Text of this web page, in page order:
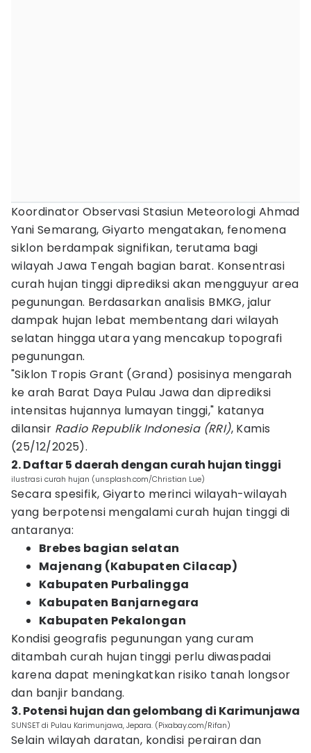
Koordinator Observasi Stasiun Meteorologi Ahmad
Yani Semarang, Giyarto mengatakan, fenomena
siklon berdampak signifikan, terutama bagi
wilayah Jawa Tengah bagian barat. Konsentrasi
curah hujan tinggi diprediksi akan mengguyur area
pegunungan. Berdasarkan analisis BMKG, jalur
dampak hujan lebat membentang dari wilayah
selatan hingga utara yang mencakup topografi
pegunungan.
"Siklon Tropis Grant (Grand) posisinya mengarah
ke arah Barat Daya Pulau Jawa dan diprediksi
intensitas hujannya lumayan tinggi," katanya
dilansir Radio Republik Indonesia (RRI), Kamis
(25/12/2025).
2. Daftar 5 daerah dengan curah hujan tinggi
ilustrasi curah hujan (unsplash.com/Christian Lue)
Secara spesifik, Giyarto merinci wilayah-wilayah
yang berpotensi mengalami curah hujan tinggi di
antaranya:
Brebes bagian selatan
Majenang (Kabupaten Cilacap)
Kabupaten Purbalingga
Kabupaten Banjarnegara
Kabupaten Pekalongan
Kondisi geografis pegunungan yang curam
ditambah curah hujan tinggi perlu diwaspadai
karena dapat meningkatkan risiko tanah longsor
dan banjir bandang.
3. Potensi hujan dan gelombang di Karimunjawa
SUNSET di Pulau Karimunjawa, Jepara. (Pixabay.com/Rifan)
Selain wilayah daratan, kondisi perairan dan